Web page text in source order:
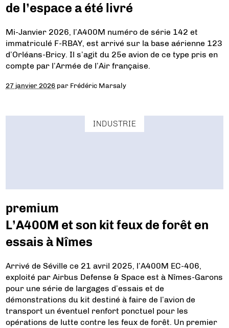
de l’espace a été livré
Mi-Janvier 2026, l’A400M numéro de série 142 et
immatriculé F-RBAY, est arrivé sur la base aérienne 123
d’Orléans-Bricy. Il s’agit du 25e avion de ce type pris en
compte par l’Armée de l’Air française.
27 janvier 2026 par Frédéric Marsaly
INDUSTRIE
premium
L’A400M et son kit feux de forêt en
essais à Nîmes
Arrivé de Séville ce 21 avril 2025, l’A400M EC-406,
exploité par Airbus Defense & Space est à Nîmes-Garons
pour une série de largages d’essais et de
démonstrations du kit destiné à faire de l’avion de
transport un éventuel renfort ponctuel pour les
opérations de lutte contre les feux de forêt. Un premier